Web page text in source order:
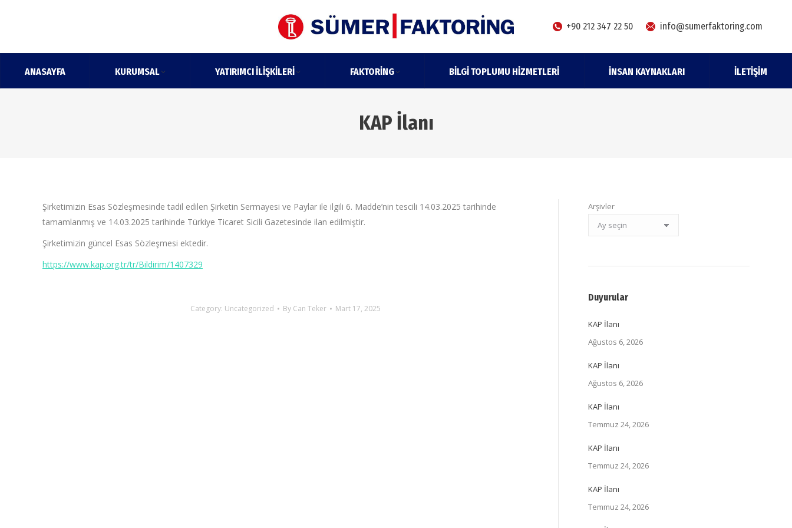
+90 212 347 22 50 info@sumerfaktoring.com
ANASAYFA KURUMSAL YATIRIMCI İLIŞKILERI FAKTORING BILGI TOPLUMU HIZMETLERI İNSAN KAYNAKLARI İLETIŞIM
KAP İlanı
Şirketimizin Esas Sözleşmesinde tadil edilen Şirketin Sermayesi ve Paylar ile ilgili 6. Madde’nin tescili 14.03.2025 tarihinde
tamamlanmış ve 14.03.2025 tarihinde Türkiye Ticaret Sicili Gazetesinde ilan edilmiştir.
Şirketimizin güncel Esas Sözleşmesi ektedir.
https://www.kap.org.tr/tr/Bildirim/1407329
Category: Uncategorized By Can Teker Mart 17, 2025
Arşivler
Duyurular
KAP İlanı
Ağustos 6, 2026
KAP İlanı
Ağustos 6, 2026
KAP İlanı
Temmuz 24, 2026
KAP İlanı
Temmuz 24, 2026
KAP İlanı
Temmuz 24, 2026